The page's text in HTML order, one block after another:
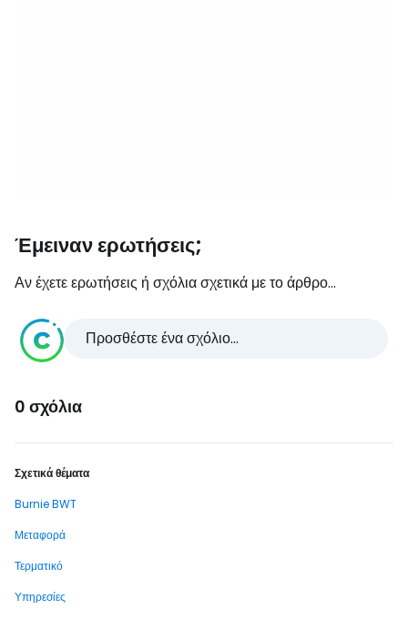
Έμειναν ερωτήσεις;
Αν έχετε ερωτήσεις ή σχόλια σχετικά με το άρθρο...
Προσθέστε ένα σχόλιο...
0 σχόλια
Σχετικά θέματα
Burnie BWT
Μεταφορά
Τερματικό
Υπηρεσίες